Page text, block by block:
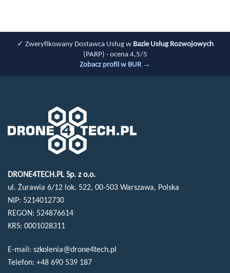
✓ Zweryfikowany Dostawca Usług w Bazie Usług Rozwojowych
(PARP) · ocena 4,5/5
Zobacz profil w BUR →
DRONE4TECH.PL Sp. z o.o.
ul. Żurawia 6/12 lok. 522, 00-503 Warszawa, Polska
NIP: 5214012730
REGON: 524876614
KRS: 0001028311
E-mail: szkolenia@drone4tech.pl
Telefon: +48 690 539 187